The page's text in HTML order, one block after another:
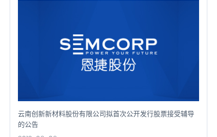
云南创新新材料股份有限公司拟首次公开发行股票接受辅导
的公告